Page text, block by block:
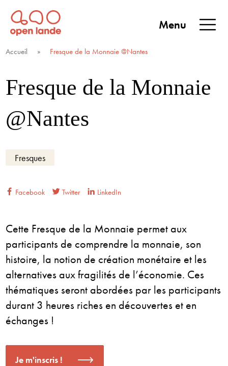
Aller
directement
au
contenu
TERRITOIRES
Open Lande
Entreprises & territoires
Menu
Accueil » Fresque de la Monnaie @Nantes
Fresque de la Monnaie
@Nantes
Fresques
Facebook Twitter LinkedIn
Cette Fresque de la Monnaie permet aux
participants de comprendre la monnaie, son
histoire, la notion de création monétaire et les
alternatives aux fragilités de l’économie. Ces
thématiques seront abordées par les participants
durant 3 heures riches en découvertes et en
échanges !
Je m'inscris !